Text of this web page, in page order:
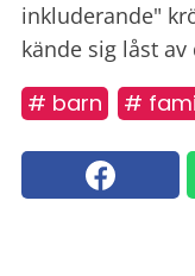
inkluderande"
kände sig låst
# barn #